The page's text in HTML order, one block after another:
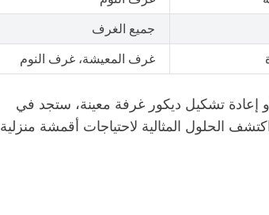
جميع الغرف
غرف المعيشة، غرف النوم
تشكيل ديكور غرفة معينة، ستجد في
الحلول المثالية لاحتياجات أقمشة منزلية